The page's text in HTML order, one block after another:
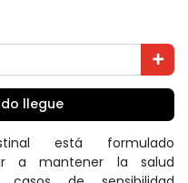
llegue
está formulado
a mantener la salud